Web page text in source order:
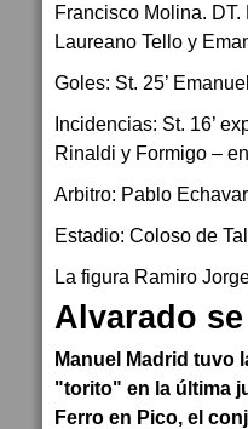
Francisco Molina.
Laureano Tello y
Goles: St. 25’
Incidencias: St. 16’
Rinaldi y Formigo –
Arbitro: Pablo
Estadio: Coloso de
La figura Ramiro
Alvarado
Manuel Madrid tuvo
"torito" en la última
Ferro en Pico, el